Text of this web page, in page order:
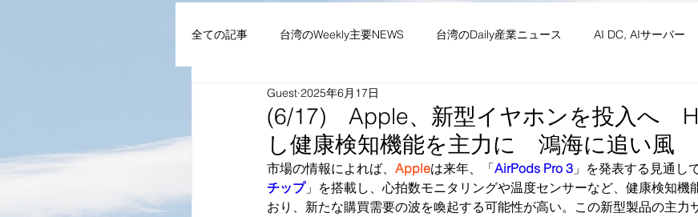
全ての記事 台湾のWeekly主要NEWS 台湾のDaily産業ニュース AI DC, AIサーバー
AIoT・通信機器・ネットワーク
企業・組織 NEWS・社会文化・イベント等 竹竹苗縣市 台湾生活（投稿）
(6/17) Apple、新型イヤホンを投入へ
し健康検知機能を主力に 鴻海に追い風
Guest 2025年6月17日
市場の情報によれば、 Appleは来年、「AirPods Pro 3 」を発表する見通し
チップ」を搭載し、心拍数モニタリングや温度センサーなど、健康検知機
おり、新たな購買需要の波を喚起する可能性が高い。この新型製品の主力